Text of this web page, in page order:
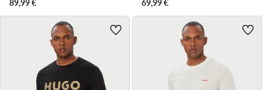
89,99€
69,99€